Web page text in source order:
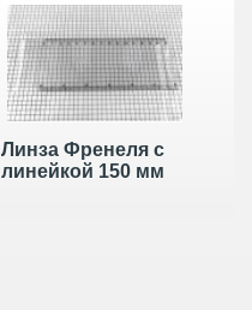
Линза Френеля с
линейкой 150 мм